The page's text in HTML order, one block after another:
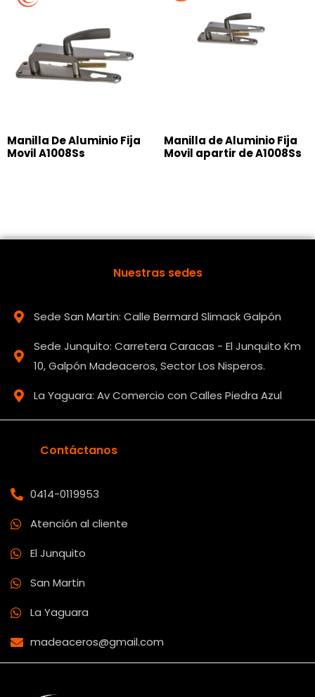
Manilla De Aluminio Fija
Movil A1008Ss
Manilla de Aluminio Fija
Movil apartir de A1008Ss
Contáctanos
0414-0119953
Atención al cliente
El Junquito
San Martin
La Yaguara
madeaceros@gmail.com
Nuestras sedes
Sede San Martin: Calle Bermard Slimack Galpón
Sede Junquito: Carretera Caracas - El Junquito Km
10, Galpón Madeaceros, Sector Los Nisperos.
La Yaguara: Av Comercio con Calles Piedra Azul